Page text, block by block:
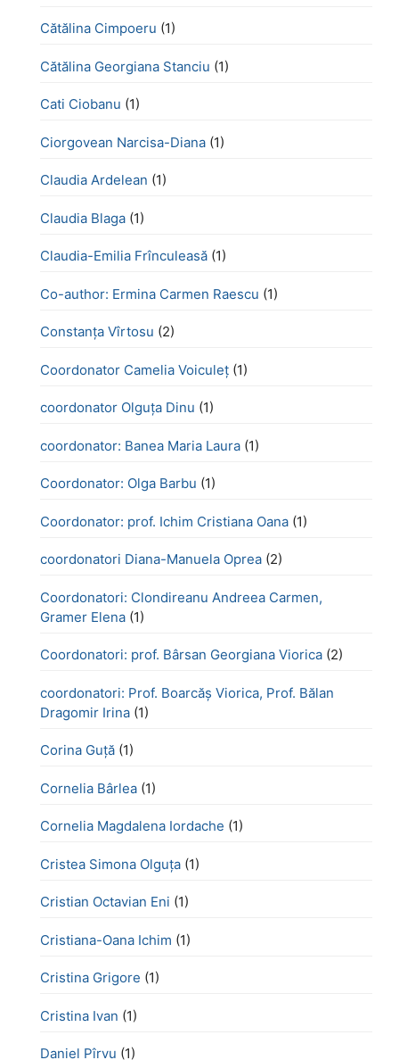
Cătălina Cimpoeru (1)
Cătălina Georgiana Stanciu (1)
Cati Ciobanu (1)
Ciorgovean Narcisa-Diana (1)
Claudia Ardelean (1)
Claudia Blaga (1)
Claudia-Emilia Frînculeasă (1)
Co-author: Ermina Carmen Raescu (1)
Constanța Vîrtosu (2)
Coordonator Camelia Voiculeț (1)
coordonator Olguța Dinu (1)
coordonator: Banea Maria Laura (1)
Coordonator: Olga Barbu (1)
Coordonator: prof. Ichim Cristiana Oana (1)
coordonatori Diana-Manuela Oprea (2)
Coordonatori: Clondireanu Andreea Carmen,
Gramer Elena (1)
Coordonatori: prof. Bârsan Georgiana Viorica (2)
coordonatori: Prof. Boarcăș Viorica, Prof. Bălan
Dragomir Irina (1)
Corina Guță (1)
Cornelia Bârlea (1)
Cornelia Magdalena Iordache (1)
Cristea Simona Olguța (1)
Cristian Octavian Eni (1)
Cristiana-Oana Ichim (1)
Cristina Grigore (1)
Cristina Ivan (1)
Daniel Pîrvu (1)